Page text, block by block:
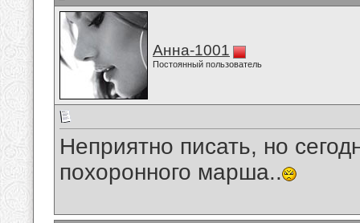
Анна-1001
Постоянный пользователь
Неприятно писать, но
похоронного марша..